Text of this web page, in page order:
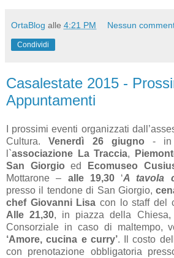
OrtaBlog alle 4:21 PM Nessun
Condividi
Casalestate 2015 -
Appuntamenti
I prossimi eventi organizzati
Cultura.Venerdì 26 giugno - in
l`associazione La Traccia,
San Giorgio ed Ecomuseo
Mottarone – alle 19,30‘A tavola
presso il tendone di San Giorgio,
chef Giovanni Lisa con lo staff del
Alle 21,30, in piazza della
Consorziale in caso di maltempo,
‘Amore, cucina e curry’. Il costo
con prenotazione obbligatoria